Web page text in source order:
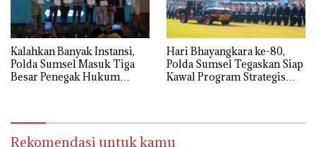
Kalahkan Banyak Instansi,
Polda Sumsel Masuk Tiga
Besar Penegak Hukum
Hari Bhayangkara ke-80,
Polda Sumsel Tegaskan Siap
Kawal Program Strategis
Rekomendasi untuk kamu